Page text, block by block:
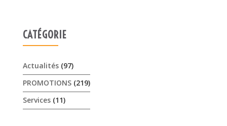
CATÉGORIE
Actualités(97)
PROMOTIONS(219)
Services(11)